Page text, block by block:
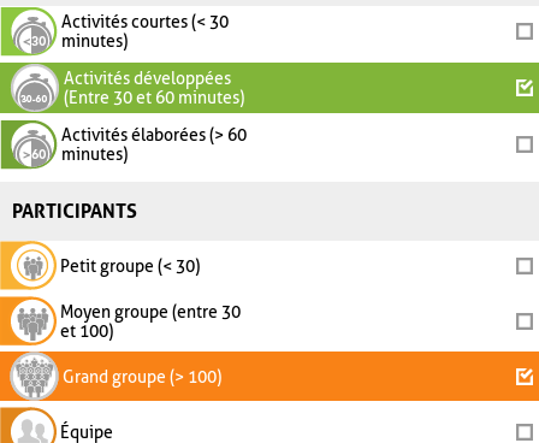
Activités courtes (< 30
minutes)
Activités développées
(Entre 30 et 60 minutes)
Activités élaborées (> 60
minutes)
PARTICIPANTS
Petit groupe (< 30)
Moyen groupe (entre 30
et 100)
Grand groupe (> 100)
Équipe